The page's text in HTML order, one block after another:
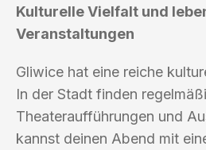
Kulturelle Vielfalt und
Veranstaltungen
Gliwice hat eine reiche
In der Stadt finden
Theateraufführungen und
kannst deinen Abend mit